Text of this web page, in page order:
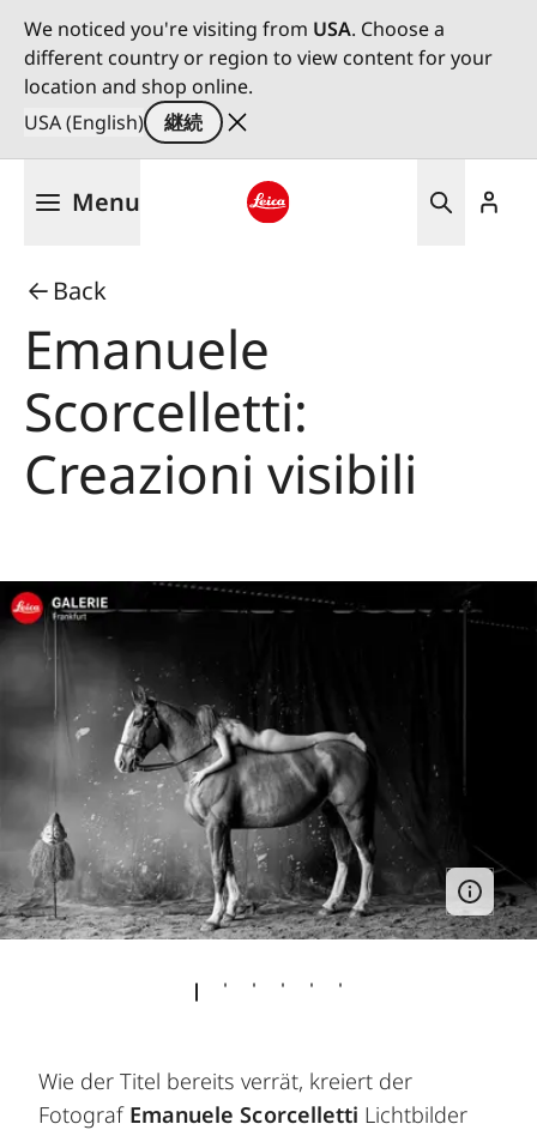
We noticed you're visiting from USA. Choose a
different country or region to view content for your
location and shop online.
USA (English)
継続
Menu
Back
Emanuele
Scorcelletti:
Creazioni visibili
Wie der Titel bereits verrät, kreiert der
Fotograf Emanuele Scorcelletti Lichtbilder